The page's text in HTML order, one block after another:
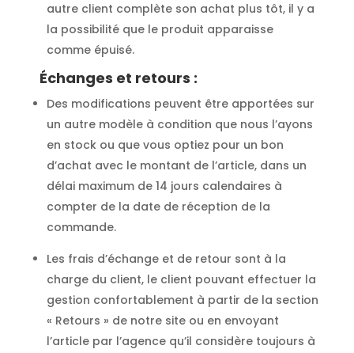
autre client complète son achat plus tôt, il y a
la possibilité que le produit apparaisse
comme épuisé.
Échanges et retours :
Des modifications peuvent être apportées sur
un autre modèle à condition que nous l’ayons
en stock ou que vous optiez pour un bon
d’achat avec le montant de l’article, dans un
délai maximum de 14 jours calendaires à
compter de la date de réception de la
commande.
Les frais d’échange et de retour sont à la
charge du client, le client pouvant effectuer la
gestion confortablement à partir de la section
« Retours » de notre site ou en envoyant
l’article par l’agence qu’il considère toujours à